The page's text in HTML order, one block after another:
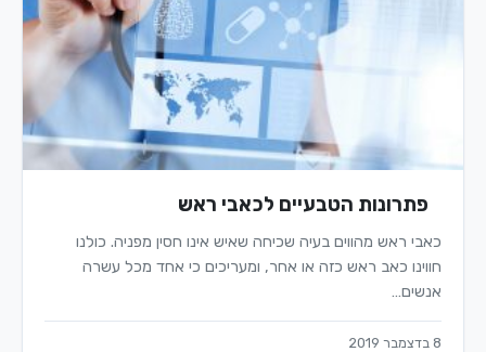
פתרונות הטבעיים לכאבי ראש
כאבי ראש מהווים בעיה שכיחה שאיש אינו חסין מפניה. כולנו
חווינו כאב ראש כזה או אחר, ומעריכים כי אחד מכל עשרה
אנשים…
8 בדצמבר 2019